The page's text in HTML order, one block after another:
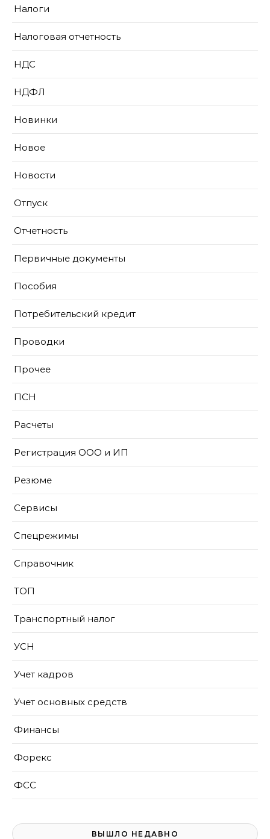
Налоги
Налоговая отчетность
НДС
НДФЛ
Новинки
Новое
Новости
Отпуск
Отчетность
Первичные документы
Пособия
Потребительский кредит
Проводки
Прочее
ПСН
Расчеты
Регистрация ООО и ИП
Резюме
Сервисы
Спецрежимы
Справочник
ТОП
Транспортный налог
УСН
Учет кадров
Учет основных средств
Финансы
Форекс
ФСС
ВЫШЛО НЕДАВНО